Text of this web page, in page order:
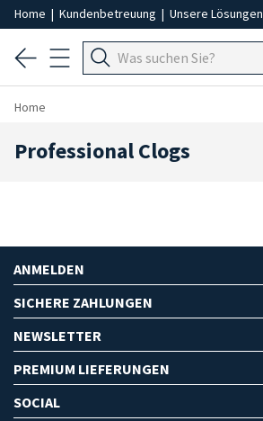
Home | Kundenbetreuung | Unsere Lösungen
Home
Professional Clogs
ANMELDEN
SICHERE ZAHLUNGEN
NEWSLETTER
PREMIUM LIEFERUNGEN
SOCIAL